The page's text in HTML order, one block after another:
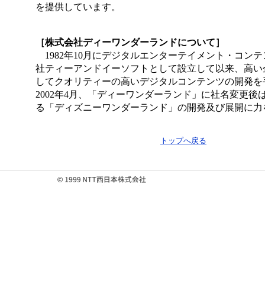
を提供しています。
［株式会社ディーワンダーランドについて］
1982年10月にデジタルエンターテイメント・コン
社ティーアンドイーソフトとして設立して以来、高
してクオリティーの高いデジタルコンテンツの開発
2002年4月、「ディーワンダーランド」に社名変更後
る「ディズニーワンダーランド」の開発及び展開に
トップへ戻る